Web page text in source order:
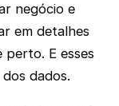
negócio e
em detalhes
perto. E esses
dados.